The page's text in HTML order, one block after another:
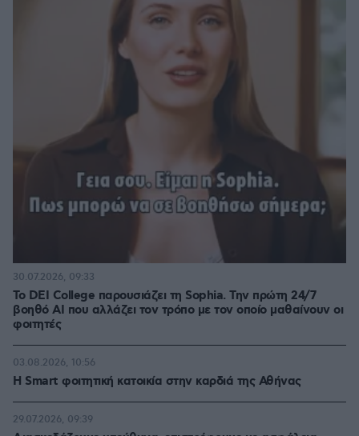
Το DEI College παρουσιάζει τη Sophia. Την πρώτη 24/7
βοηθό AI που αλλάζει τον τρόπο με τον οποίο μαθαίνουν οι
φοιτητές
30.07.2026, 09:33
Η Smart φοιτητική κατοικία στην καρδιά της Αθήνας
03.08.2026, 10:56
29.07.2026, 09:39